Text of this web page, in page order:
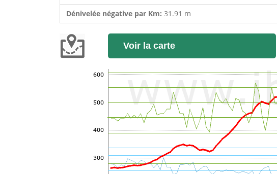
Dénivelée négative par Km: 31.91 m
Voir la carte